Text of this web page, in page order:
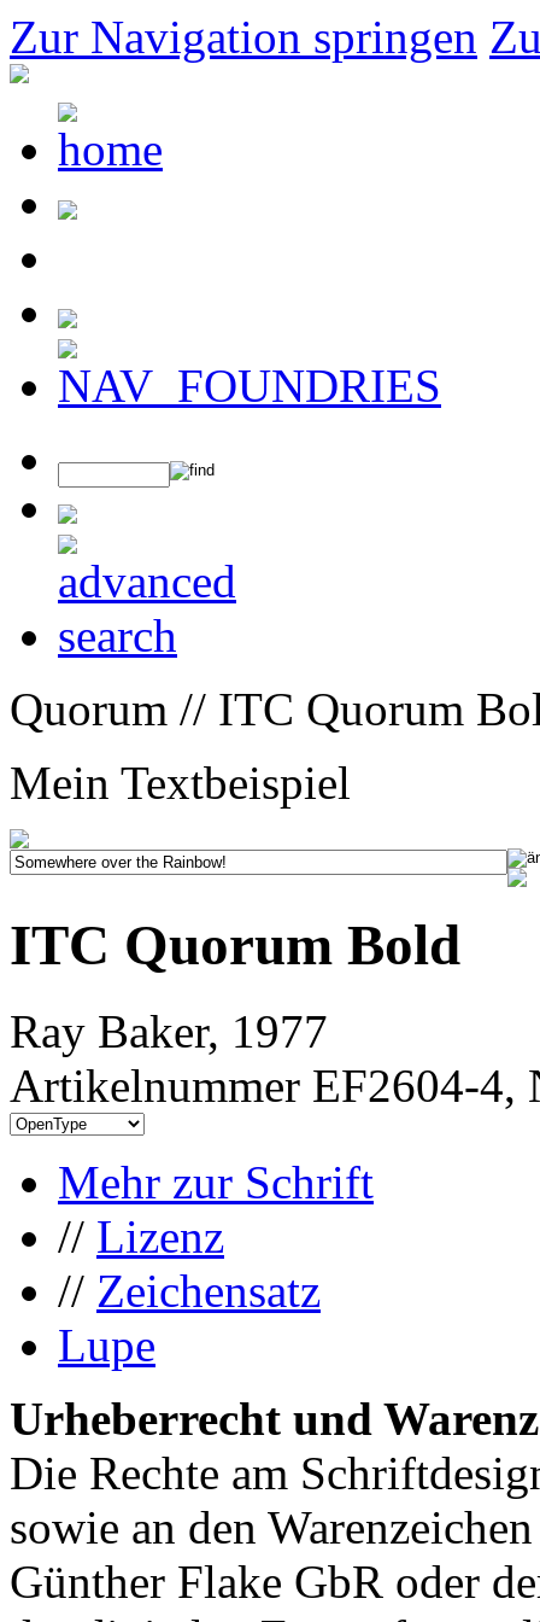
Zur Navigation springen
Quorum // ITC Quorum
Mein Textbeispiel
ITC Quorum Bold
Ray Baker, 1977
Artikelnummer EF2604-4,
Mehr zur Schrift
// Lizenz
// Zeichensatz
Lupe
Urheberrecht und
Die Rechte am
sowie an den
Günther Flake GbR oder